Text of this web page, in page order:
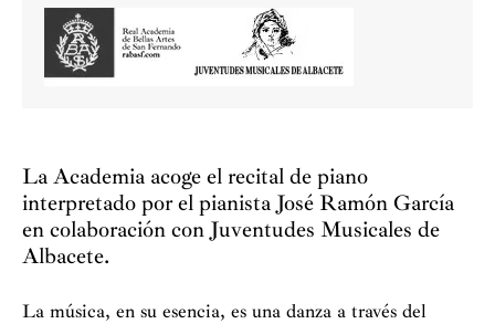
La Academia acoge el recital de piano
interpretado por el pianista José Ramón García
en colaboración con Juventudes Musicales de
Albacete.
La música, en su esencia, es una danza a través del